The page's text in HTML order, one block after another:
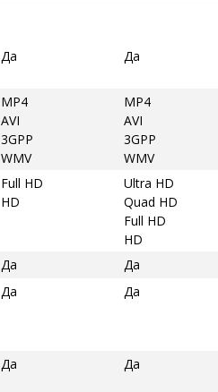
Да Да
MP4
AVI
3GPP
WMV
MP4
AVI
3GPP
WMV
Full HD
HD
Ultra HD
Quad HD
Full HD
HD
Да
Да
Да Да
Да Да